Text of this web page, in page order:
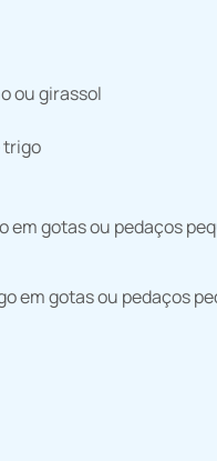
ou girassol
trigo
em gotas ou pedaços
em gotas ou pedaços